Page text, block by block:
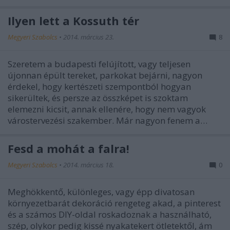
Ilyen lett a Kossuth tér
Megyeri Szabolcs • 2014. március 23. 8
Szeretem a budapesti felújított, vagy teljesen
újonnan épült tereket, parkokat bejárni, nagyon
érdekel, hogy kertészeti szempontból hogyan
sikerültek, és persze az összképet is szoktam
elemezni kicsit, annak ellenére, hogy nem vagyok
várostervezési szakember. Már nagyon fenem a…
Fesd a mohát a falra!
Megyeri Szabolcs • 2014. március 18. 0
Meghökkentő, különleges, vagy épp divatosan
környezetbarát dekoráció rengeteg akad, a pinterest
és a számos DIY-oldal roskadoznak a használható,
szép, olykor pedig kissé nyakatekert ötletektől, ám